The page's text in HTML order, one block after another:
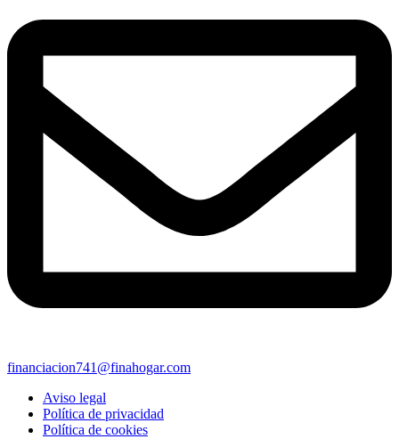
financiacion741@finahogar.com
Aviso legal
Política de privacidad
Política de cookies